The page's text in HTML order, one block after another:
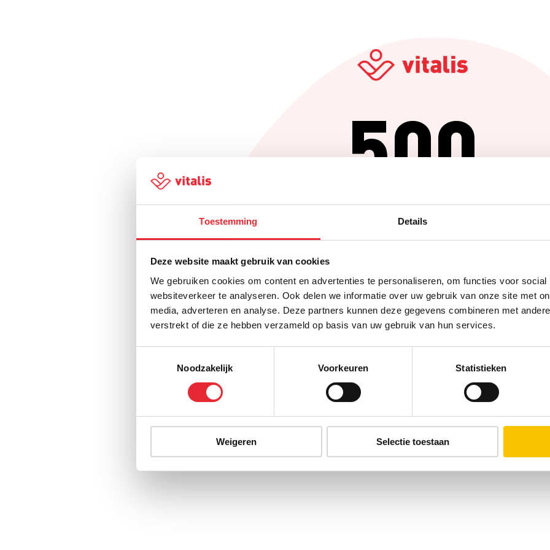
Toestemming Details
Deze website maakt gebruik van cookies
We gebruiken cookies om content en advertenties te personaliseren, om functies voor
websiteverkeer te analyseren. Ook delen we informatie over uw gebruik van onze site met
media, adverteren en analyse. Deze partners kunnen deze gegevens combineren met
verstrekt of die ze hebben verzameld op basis van uw gebruik van hun services.
Noodzakelijk
Voorkeuren Statistieken
Weigeren Selectie toestaan
500
Er is iets fout gegaan
Probeer het later opnieuw of ga terug naar de homepagina.
Home